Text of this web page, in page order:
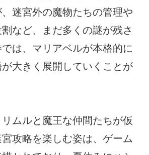
迷宮外の魔物たちの管理や
など、まだ多くの謎が残さ
は、マリアベルが本格的に
大きく展開していくことが
ムルと魔王な仲間たちが仮
攻略を楽しむ姿は、ゲーム